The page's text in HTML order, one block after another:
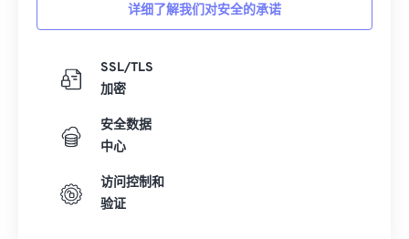
详细了解我们对安全的承诺
SSL/TLS
加密
安全数据
中心
访问控制和
验证